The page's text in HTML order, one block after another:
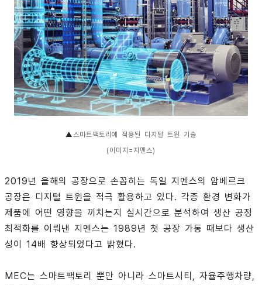
▲ 스마트팩토리에 적용된 디지털 트윈 기술
(이미지=지멘스)
2019년 올해의 공장으로 손꼽히는 독일 지멘스의 암베르크
공장은 디지털 트윈을 적극 활용하고 있다. 각종 환경 변화가
제품에 어떤 영향을 끼치는지 실시간으로 분석하여 생산 공정
최적화를 이뤄낸 지멘스는 1989년 첫 공장 가동 때보다 생산
성이 14배 향상되었다고 밝혔다.
MEC는 스마트팩토리 뿐만 아니라 스마트시티, 자율주행차량,